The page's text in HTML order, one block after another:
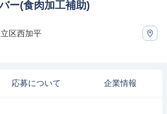
ー(食肉加工補助)
区西加平
応募について 企業情報